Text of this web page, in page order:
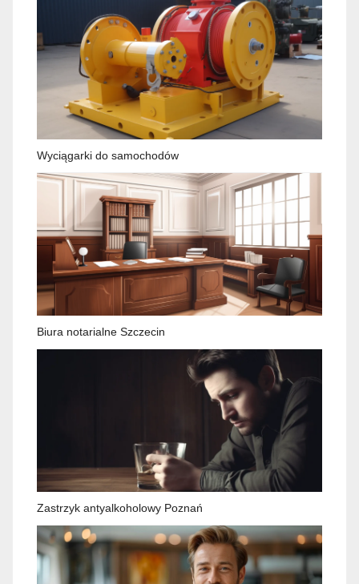
Wyciągarki do samochodów
Biura notarialne Szczecin
Zastrzyk antyalkoholowy Poznań